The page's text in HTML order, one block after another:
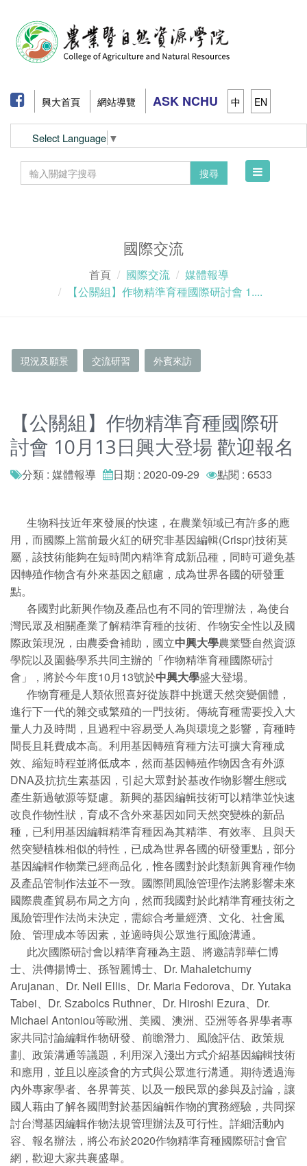
興大首頁 網站導覽 ASK NCHU 中 EN
Select Language ▼
搜尋
Toggle
國際交流
首頁 國際交流
媒體報導
【公關組】作物精準育種國際研討會 1....
現況及願景 交流研習 外賓來訪
【公關組】作物精準育種國際研
討會 10月13日興大登場 歡迎報名
分類 : 媒體報導 日期 : 2020-09-29 點閱 : 6533
生物科技近年來發展的快速，在農業領域已有許多的應
用，而國際上當前最火紅的研究非基因編輯(Crispr)技術莫
屬，該技術能夠在短時間內精準育成新品種，同時可避免基
因轉殖作物含有外來基因之顧慮，成為世界各國的研發重
點。
各國對此新興作物及產品也有不同的管理辦法，為使台
灣民眾及相關產業了解精準育種的技術、作物安全性以及國
際政策現況，由農委會補助，國立中興大學農業暨自然資源
學院以及園藝學系共同主辦的「作物精準育種國際研討
會」，將於今年度10月13號於中興大學盛大登場。
作物育種是人類依照喜好從族群中挑選天然突變個體，
進行下一代的雜交或繁殖的一門技術。傳統育種需要投入大
量人力及時間，且過程中容易受人為與環境之影響，育種時
間長且耗費成本高。利用基因轉殖育種方法可擴大育種成
效、縮短時程並將低成本，然而基因轉殖作物因含有外源
DNA及抗抗生素基因，引起大眾對於基改作物影響生態或
產生新過敏源等疑慮。新興的基因編輯技術可以精準並快速
改良作物性狀，育成不含外來基因如同天然突變株的新品
種，已利用基因編輯精準育種因為其精準、有效率、且與天
然突變植株相似的特性，已成為世界各國的研發重點，部分
基因編輯作物業已經商品化，惟各國對於此類新興育種作物
及產品管制作法並不一致。國際間風險管理作法將影響未來
國際農產貿易布局之方向，然而我國對於此精準育種技術之
風險管理作法尚未決定，需綜合考量經濟、文化、社會風
險、管理成本等因素，並適時與公眾進行風險溝通。
此次國際研討會以精準育種為主題、將邀請郭華仁博
士、洪傳揚博士、孫智麗博士、Dr. Mahaletchumy
Arujanan、Dr. Neil Ellis、Dr. Maria Fedorova、Dr. Yutaka
Tabei、Dr. Szabolcs Ruthner、Dr. Hiroshi Ezura、Dr.
Michael Antoniou等歐洲、美國、澳洲、亞洲等各界學者專
家共同討論編輯作物研發、前瞻潛力、風險評估、政策規
劃、政策溝通等議題，利用深入淺出方式介紹基因編輯技術
和應用，並且以座談會的方式與公眾進行溝通。期待透過海
內外專家學者、各界菁英、以及一般民眾的參與及討論，讓
國人藉由了解各國間對於基因編輯作物的實務經驗，共同探
討台灣基因編輯作物法規管理辦法及可行性。詳細活動內
容、報名辦法，將公布於2020作物精準育種國際研討會官
網，歡迎大家共襄盛舉。